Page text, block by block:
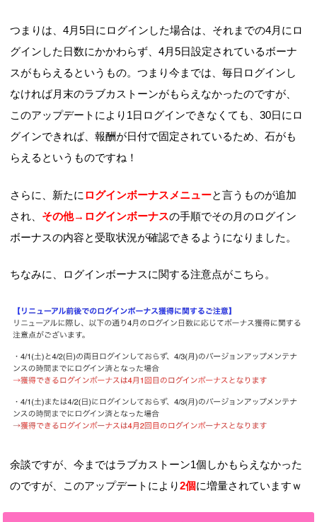
つまりは、4月5日にログインした場合は、それまでの4月にロ
グインした日数にかかわらず、4月5日設定されているボーナ
スがもらえるというもの。つまり今までは、毎日ログインし
なければ月末のラブカストーンがもらえなかったのですが、
このアップデートにより1日ログインできなくても、30日にロ
グインできれば、報酬が日付で固定されているため、石がも
らえるというものですね！
さらに、新たに ログインボーナスメニューと言うものが追加
され、 その他→ログインボーナスの手順でその月のログイン
ボーナスの内容と受取状況が確認できるようになりました。
ちなみに、ログインボーナスに関する注意点がこちら。
余談ですが、今まではラブカストーン1個しかもらえなかった
のですが、このアップデートにより2個に増量されていますｗ